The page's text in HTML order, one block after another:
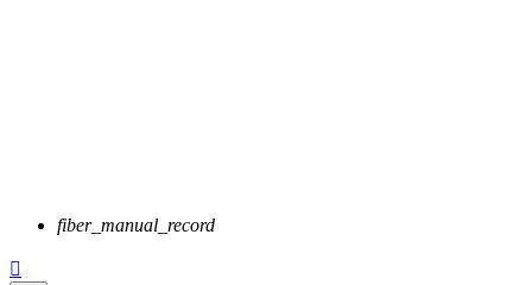
fiber_manual_record
